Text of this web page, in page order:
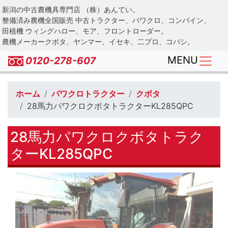
Skip
to
main
content
新潟の中古農機具専門店 （株）あんてい。
整備済み農機全国販売 中古トラクター、パワクロ、コンバイン、
田植機 ウィングハロー、モア、フロントローダー。
農機メーカークボタ、ヤンマー、イセキ、二プロ、コバシ。
0120-278-607 MENU
ホーム パワクロトラクター
クボタ
28馬力パワクロクボタトラクターKL285QPC
28馬力パワクロクボタトラク
ターKL285QPC